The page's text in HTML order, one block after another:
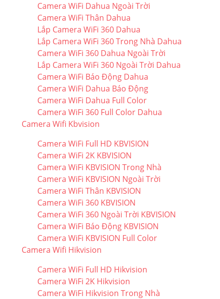
Camera WiFi Dahua Ngoài Trời
Camera WiFi Thân Dahua
Lắp Camera WiFi 360 Dahua
Lắp Camera WiFi 360 Trong Nhà Dahua
Camera WiFi 360 Dahua Ngoài Trời
Lắp Camera WiFi 360 Ngoài Trời Dahua
Camera WiFi Báo Động Dahua
Camera WiFi Dahua Báo Động
Camera WiFi Dahua Full Color
Camera WiFi 360 Full Color Dahua
Camera Wifi Kbvision
Camera WiFi Full HD KBVISION
Camera WiFi 2K KBVISION
Camera WiFi KBVISION Trong Nhà
Camera WiFi KBVISION Ngoài Trời
Camera WiFi Thân KBVISION
Camera WiFi 360 KBVISION
Camera WiFi 360 Ngoài Trời KBVISION
Camera WiFi Báo Động KBVISION
Camera WiFi KBVISION Full Color
Camera Wifi Hikvision
Camera WiFi Full HD Hikvision
Camera WiFi 2K Hikvision
Camera WiFi Hikvision Trong Nhà